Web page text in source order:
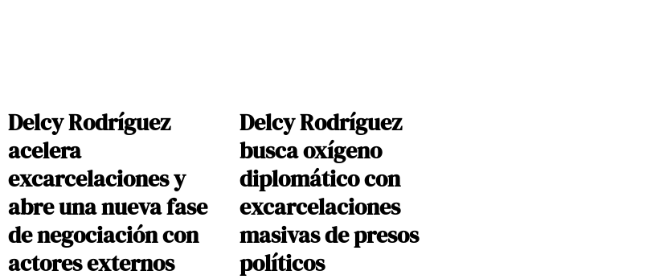
Delcy Rodríguez
acelera
excarcelaciones y
abre una nueva fase
de negociación con
actores externos
Delcy Rodríguez
busca oxígeno
diplomático con
excarcelaciones
masivas de presos
políticos